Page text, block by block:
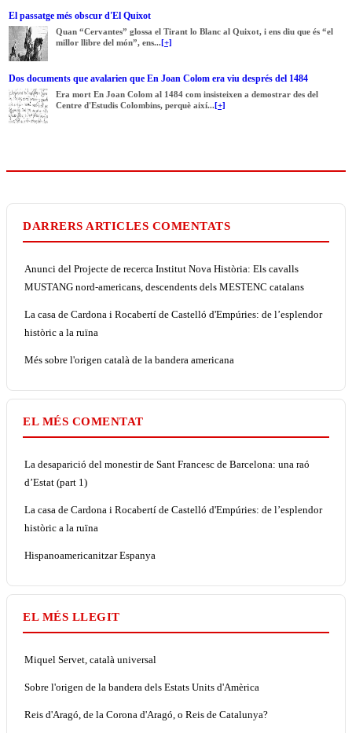
El passatge més obscur d'El Quixot
Quan “Cervantes” glossa el Tirant lo Blanc al Quixot, i ens diu que és “el
millor llibre del món”, ens...[+]
Dos documents que avalarien que En Joan Colom era viu després del 1484
Era mort En Joan Colom al 1484 com insisteixen a demostrar des del
Centre d'Estudis Colombins, perquè així...[+]
DARRERS ARTICLES COMENTATS
Anunci del Projecte de recerca Institut Nova Història: Els cavalls
MUSTANG nord-americans, descendents dels MESTENC catalans
La casa de Cardona i Rocabertí de Castelló d'Empúries: de l’esplendor
històric a la ruïna
Més sobre l'origen català de la bandera americana
EL MÉS COMENTAT
La desaparició del monestir de Sant Francesc de Barcelona: una raó
d’Estat (part 1)
La casa de Cardona i Rocabertí de Castelló d'Empúries: de l’esplendor
històric a la ruïna
Hispanoamericanitzar Espanya
EL MÉS LLEGIT
Miquel Servet, català universal
Sobre l'origen de la bandera dels Estats Units d'Amèrica
Reis d'Aragó, de la Corona d'Aragó, o Reis de Catalunya?